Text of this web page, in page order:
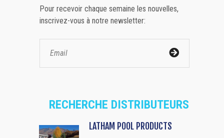
Pour recevoir chaque semaine les nouvelles,
inscrivez-vous à notre newsletter:
RECHERCHE DISTRIBUTEURS
LATHAM POOL PRODUCTS